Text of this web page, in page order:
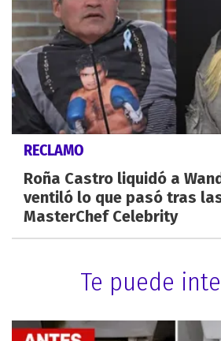
RECLAMO
Roña Castro liquidó a
ventiló lo que pasó tras
MasterChef Celebrity
Te puede